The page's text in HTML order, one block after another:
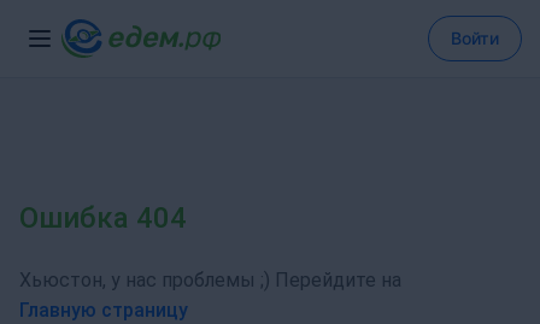
Войти
Ошибка 404
Хьюстон, у нас проблемы ;) Перейдите на
Главную страницу